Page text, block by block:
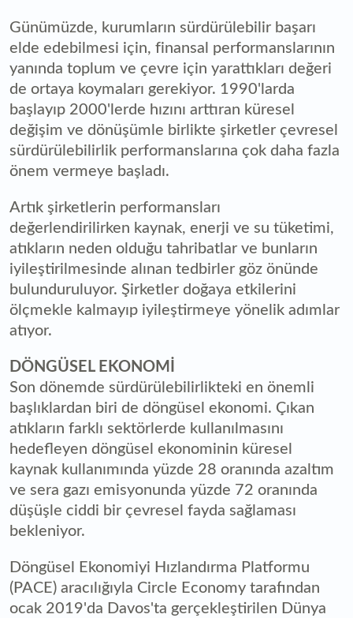
Günümüzde, kurumların sürdürülebilir başarı
elde edebilmesi için, finansal performanslarının
yanında toplum ve çevre için yarattıkları değeri
de ortaya koymaları gerekiyor. 1990'larda
başlayıp 2000'lerde hızını arttıran küresel
değişim ve dönüşümle birlikte şirketler çevresel
sürdürülebilirlik performanslarına çok daha fazla
önem vermeye başladı.
Artık şirketlerin performansları
değerlendirilirken kaynak, enerji ve su tüketimi,
atıkların neden olduğu tahribatlar ve bunların
iyileştirilmesinde alınan tedbirler göz önünde
bulunduruluyor. Şirketler doğaya etkilerini
ölçmekle kalmayıp iyileştirmeye yönelik adımlar
atıyor.
DÖNGÜSEL EKONOMİ
Son dönemde sürdürülebilirlikteki en önemli
başlıklardan biri de döngüsel ekonomi. Çıkan
atıkların farklı sektörlerde kullanılmasını
hedefleyen döngüsel ekonominin küresel
kaynak kullanımında yüzde 28 oranında azaltım
ve sera gazı emisyonunda yüzde 72 oranında
düşüşle ciddi bir çevresel fayda sağlaması
bekleniyor.
Döngüsel Ekonomiyi Hızlandırma Platformu
(PACE) aracılığıyla Circle Economy tarafından
ocak 2019'da Davos'ta gerçekleştirilen Dünya